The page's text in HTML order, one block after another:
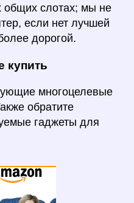
общих слотах; мы не
если нет лучшей
дорогой.
купить
многоцелевые
обратите
гаджеты для